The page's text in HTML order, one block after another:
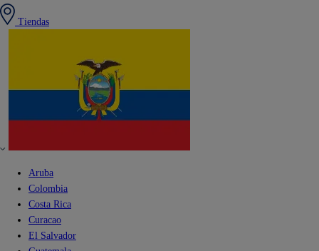
Tiendas
Aruba
Colombia
Costa Rica
Curacao
El Salvador